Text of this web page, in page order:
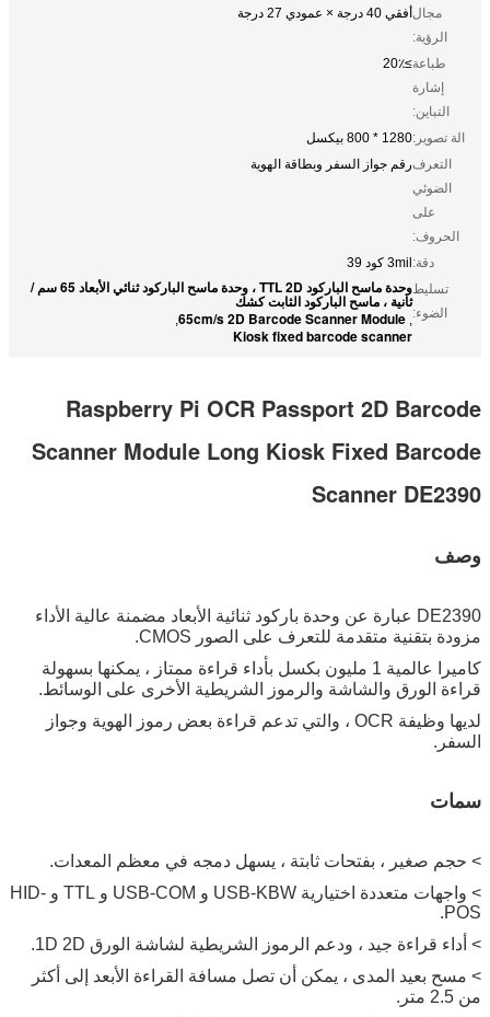
مجال
الرؤية:
أفقي 40 درجة × عمودي 27 درجة
طباعة
إشارة
التباين:
≥20٪
الة تصوير:1280 * 800 بيكسل
التعرف
الضوئي
على
الحروف:
رقم جواز السفر وبطاقة الهوية
دقة:3mil كود 39
تسليط
الضوء:
وحدة ماسح الباركود TTL 2D ، وحدة ماسح الباركود ثنائي الأبعاد 65 سم /
ثانية ، ماسح الباركود الثابت كشك
,
65cm/s 2D Barcode Scanner Module
,
Kiosk fixed barcode scanner
Raspberry Pi OCR Passport 2D Barcode
Scanner Module Long Kiosk Fixed Barcode
Scanner DE2390
وصف
DE2390 عبارة عن وحدة باركود ثنائية الأبعاد مضمنة عالية الأداء
مزودة بتقنية متقدمة للتعرف على الصور CMOS.
كاميرا عالمية 1 مليون بكسل بأداء قراءة ممتاز ، يمكنها بسهولة
قراءة الورق والشاشة والرموز الشريطية الأخرى على الوسائط.
لديها وظيفة OCR ، والتي تدعم قراءة بعض رموز الهوية وجواز
السفر.
سمات
> حجم صغير ، بفتحات ثابتة ، يسهل دمجه في معظم المعدات.
> واجهات متعددة اختيارية USB-KBW و USB-COM و TTL و HID-
POS.
> أداء قراءة جيد ، ودعم الرموز الشريطية لشاشة الورق 1D 2D.
> مسح بعيد المدى ، يمكن أن تصل مسافة القراءة الأبعد إلى أكثر
من 2.5 متر.